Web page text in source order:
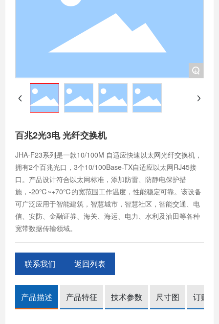
+
百兆2光3电 光纤交换机
JHA-F23系列是一款10/100M 自适应快速以太网光纤交换机，
拥有2个百兆光口，3个10/100Base-TX自适应以太网RJ45接
口。产品设计符合以太网标准，添加防雷、防静电保护措
施，-20℃~+70℃的宽范围工作温度，性能稳定可靠。该设备
可广泛应用于智能建筑，智慧城市，智慧社区，智能交通、电
信、安防、金融证券、海关、海运、电力、水利及油田等各种
宽带数据传输领域。
联系我们 返回列表
产品描述 产品特征 技术参数 尺寸图 订购信